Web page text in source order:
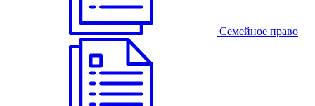
Семейное право